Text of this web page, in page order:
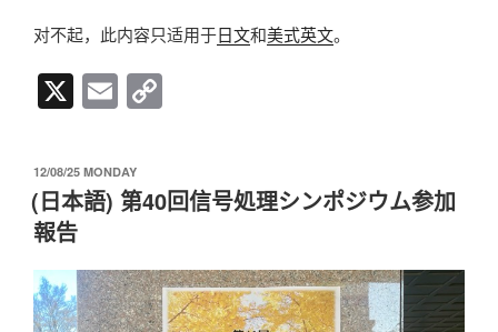
对不起，此内容只适用于日文和美式英文。
X E
ail
y
n
k
发
布
于
12/08/25 MONDAY
(日本語) 第40回信号処理シンポジウム参加
報告